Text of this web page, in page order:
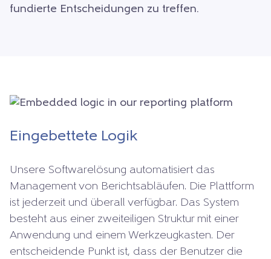
fundierte Entscheidungen zu treffen.
Eingebettete Logik
Unsere Softwarelösung automatisiert das
Management von Berichtsabläufen. Die Plattform
ist jederzeit und überall verfügbar. Das System
besteht aus einer zweiteiligen Struktur mit einer
Anwendung und einem Werkzeugkasten. Der
entscheidende Punkt ist, dass der Benutzer die